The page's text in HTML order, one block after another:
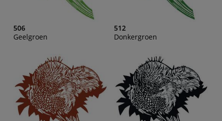
506
Geelgroen
512
Donkergroen